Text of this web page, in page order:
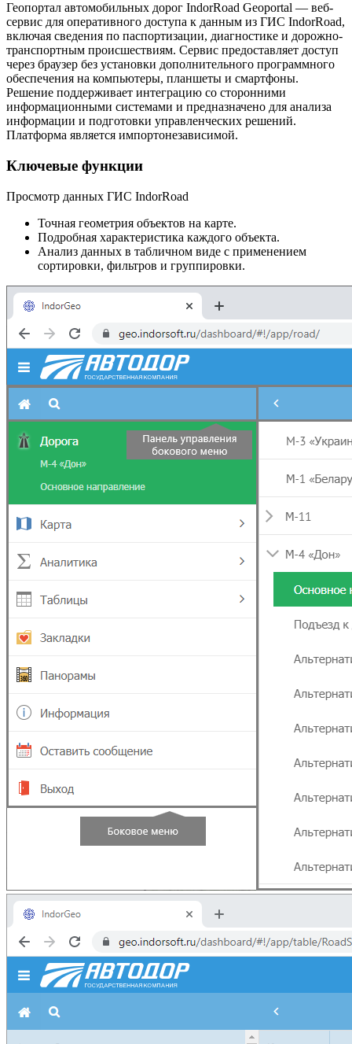
Геопортал автомобильных дорог IndorRoad Geoportal — веб-
сервис для оперативного доступа к данным из ГИС IndorRoad,
включая сведения по паспортизации, диагностике и дорожно-
транспортным происшествиям. Сервис предоставляет доступ
через браузер без установки дополнительного программного
обеспечения на компьютеры, планшеты и смартфоны.
Решение поддерживает интеграцию со сторонними
информационными системами и предназначено для анализа
информации и подготовки управленческих решений.
Платформа является импортонезависимой.
Ключевые функции
Просмотр данных ГИС IndorRoad
Точная геометрия объектов на карте.
Подробная характеристика каждого объекта.
Анализ данных в табличном виде с применением
сортировки, фильтров и группировки.